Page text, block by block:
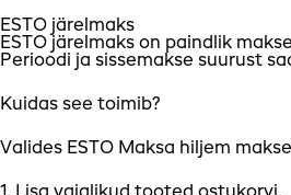
ESTO järelmaks
ESTO järelmaks on paindlik
Perioodi ja sissemakse suurust
Kuidas see toimib?
Valides ESTO Maksa hiljem